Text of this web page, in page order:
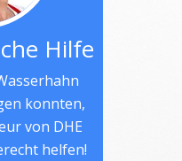
Hilfe
konnten,
von DHE
helfen!